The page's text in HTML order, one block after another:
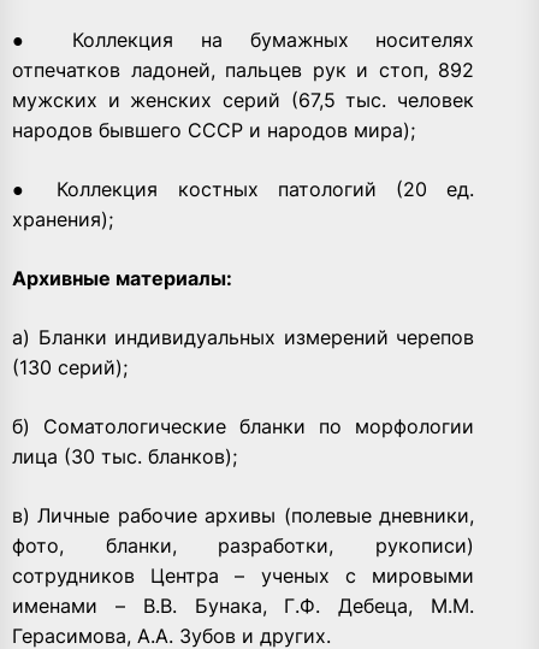
● Коллекция на бумажных носителях
отпечатков ладоней, пальцев рук и стоп, 892
мужских и женских серий (67,5 тыс. человек
народов бывшего СССР и народов мира);
● Коллекция костных патологий (20 ед.
хранения);
Архивные материалы:
а) Бланки индивидуальных измерений черепов
(130 серий);
б) Соматологические бланки по морфологии
лица (30 тыс. бланков);
в) Личные рабочие архивы (полевые дневники,
фото, бланки, разработки, рукописи)
сотрудников Центра – ученых с мировыми
именами – В.В. Бунака, Г.Ф. Дебеца, М.М.
Герасимова, А.А. Зубов и других.